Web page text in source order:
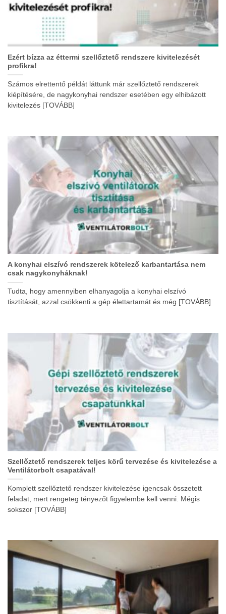
Ezért bízza az éttermi szellőztető rendszere kivitelezését
profikra!
Számos elrettentő példát láttunk már szellőztető rendszerek
kiépítésére, de nagykonyhai rendszer esetében egy elhibázott
kivitelezés [TOVÁBB]
A konyhai elszívó rendszerek kötelező karbantartása nem
csak nagykonyháknak!
Tudta, hogy amennyiben elhanyagolja a konyhai elszívó
tisztítását, azzal csökkenti a gép élettartamát és még [TOVÁBB]
Szellőztető rendszerek teljes körű tervezése és kivitelezése a
Ventilátorbolt csapatával!
Komplett szellőztető rendszer kivitelezése igencsak összetett
feladat, mert rengeteg tényezőt figyelembe kell venni. Mégis
sokszor [TOVÁBB]